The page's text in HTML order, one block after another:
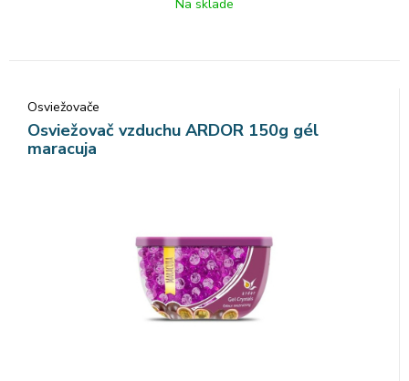
Na sklade
Osviežovače
Osviežovač vzduchu ARDOR 150g gél
maracuja